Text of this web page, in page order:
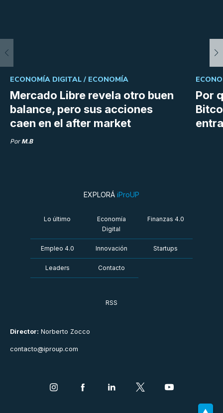
Mercado Libre revela otro buen
balance, pero sus acciones
caen en el after market
ECONOMÍA DIGITAL / ECONOMÍA
Por M.B
Por
Director: Norberto Zocco
contacto@iproup.com
EXPLORÁ iProUP
Lo último
Economía
Digital
Finanzas 4.0
Empleo 4.0 Innovación Startups
Leaders Contacto
RSS